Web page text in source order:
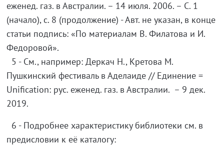
еженед. газ. в Австралии. – 14 июля. 2006. – С. 1
(начало), с. 8 (продолжение) - Авт. не указан, в конце
статьи подпись: «По материалам В. Филатова и И.
Федоровой».
5 - См., например: Деркач Н., Кретова М.
Пушкинский фестиваль в Аделаиде // Единение =
Unification: рус. еженед. газ. в Австралии. – 9 дек.
2019.
6 - Подробнее характеристику библиотеки см. в
предисловии к её каталогу: